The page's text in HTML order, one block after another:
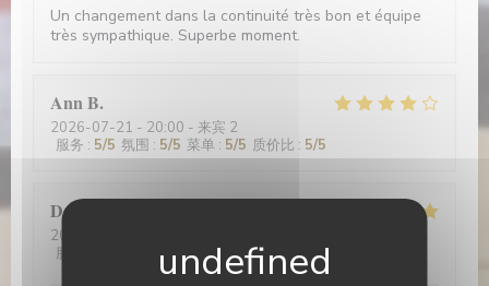
Un changement dans la continuité très bon et équipe
très sympathique. Superbe moment.
AnnB
2026-07-21 - 20:00 - 来宾 2
服务 : 5/5 氛围 : 5/5 菜单 : 5/5 质价比 : 5/5
Daren
2026-06-20
服务
5 /5 菜单: 5/5 质价比:5/5